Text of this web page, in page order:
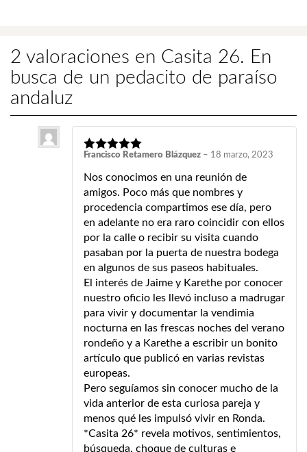
2 valoraciones en Casita 26. En
busca de un pedacito de paraíso
andaluz
Francisco Retamero Blázquez – 18 marzo, 2023
Nos conocimos en una reunión de
amigos. Poco más que nombres y
procedencia compartimos ese día, pero
en adelante no era raro coincidir con ellos
por la calle o recibir su visita cuando
pasaban por la puerta de nuestra bodega
en algunos de sus paseos habituales.
El interés de Jaime y Karethe por conocer
nuestro oficio les llevó incluso a madrugar
para vivir y documentar la vendimia
nocturna en las frescas noches del verano
rondeño y a Karethe a escribir un bonito
artículo que publicó en varias revistas
europeas.
Pero seguíamos sin conocer mucho de la
vida anterior de esta curiosa pareja y
menos qué les impulsó vivir en Ronda.
*Casita 26* revela motivos, sentimientos,
búsqueda, choque de culturas e